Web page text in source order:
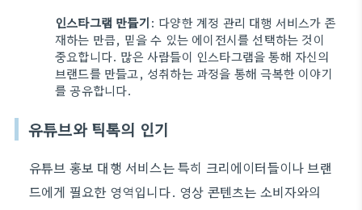
인스타그램 만들기: 다양한 계정 관리 대행 서비스가 존
재하는 만큼, 믿을 수 있는 에이전시를 선택하는 것이
중요합니다. 많은 사람들이 인스타그램을 통해 자신의
브랜드를 만들고, 성취하는 과정을 통해 극복한 이야기
를 공유합니다.
유튜브와 틱톡의 인기
유튜브 홍보 대행 서비스는 특히 크리에이터들이나 브랜
드에게 필요한 영역입니다. 영상 콘텐츠는 소비자와의